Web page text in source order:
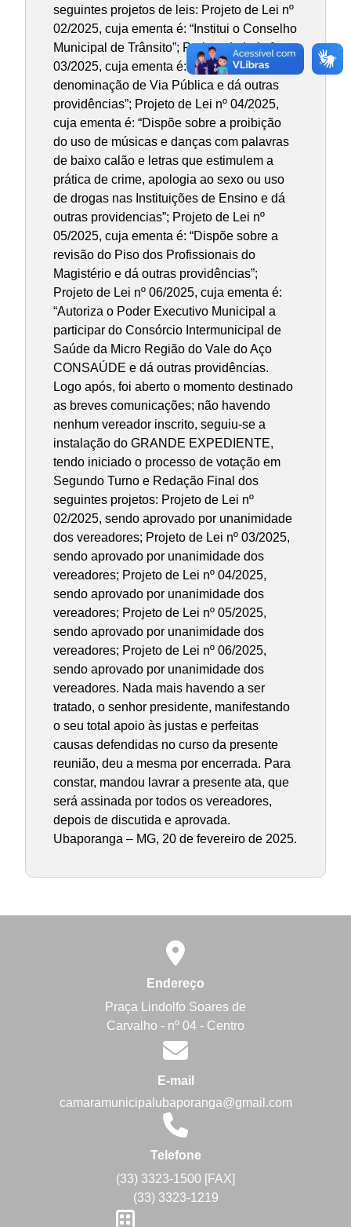
seguintes projetos de leis: Projeto de Lei nº
02/2025, cuja ementa é: “Institui o Conselho
Municipal de Trânsito”; Projeto de Lei nº
03/2025, cuja ementa é: “Dispõe sobre
denominação de Via Pública e dá outras
providências”; Projeto de Lei nº 04/2025,
cuja ementa é: “Dispõe sobre a proibição
do uso de músicas e danças com palavras
de baixo calão e letras que estimulem a
prática de crime, apologia ao sexo ou uso
de drogas nas Instituições de Ensino e dá
outras providencias”; Projeto de Lei nº
05/2025, cuja ementa é: “Dispõe sobre a
revisão do Piso dos Profissionais do
Magistério e dá outras providências”;
Projeto de Lei nº 06/2025, cuja ementa é:
“Autoriza o Poder Executivo Municipal a
participar do Consórcio Intermunicipal de
Saúde da Micro Região do Vale do Aço
CONSAÚDE e dá outras providências.
Logo após, foi aberto o momento destinado
as breves comunicações; não havendo
nenhum vereador inscrito, seguiu-se a
instalação do GRANDE EXPEDIENTE,
tendo iniciado o processo de votação em
Segundo Turno e Redação Final dos
seguintes projetos: Projeto de Lei nº
02/2025, sendo aprovado por unanimidade
dos vereadores; Projeto de Lei nº 03/2025,
sendo aprovado por unanimidade dos
vereadores; Projeto de Lei nº 04/2025,
sendo aprovado por unanimidade dos
vereadores; Projeto de Lei nº 05/2025,
sendo aprovado por unanimidade dos
vereadores; Projeto de Lei nº 06/2025,
sendo aprovado por unanimidade dos
vereadores. Nada mais havendo a ser
tratado, o senhor presidente, manifestando
o seu total apoio às justas e perfeitas
causas defendidas no curso da presente
reunião, deu a mesma por encerrada. Para
constar, mandou lavrar a presente ata, que
será assinada por todos os vereadores,
depois de discutida e aprovada.
Ubaporanga – MG, 20 de fevereiro de 2025.
Endereço
Praça Lindolfo Soares de
Carvalho - nº 04 - Centro
E-mail
camaramunicipalubaporanga@gmail.com
Telefone
(33) 3323-1500 [FAX]
(33) 3323-1219